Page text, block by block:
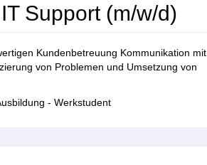
Support (m/w/d)
Kundenbetreuung Kommunikation mit
von Problemen und Umsetzung von
- Werkstudent